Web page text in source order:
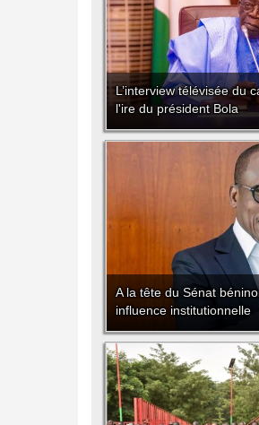
L’interview télévisée du
l'ire du président Bola
A la tête du Sénat
influence institutionnelle